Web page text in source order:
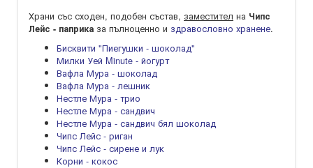
Храни със сходен, подобен състав, заместител на Чипс
Лейс - паприка за пълноценно и здравословно хранене.
Бисквити "Пиегушки - шоколад"
Милки Уей Minute - йогурт
Вафла Мура - шоколад
Вафла Мура - лешник
Нестле Мура - трио
Нестле Мура - сандвич
Нестле Мура - сандвич бял шоколад
Чипс Лейс - риган
Чипс Лейс - сирене и лук
Корни - кокос